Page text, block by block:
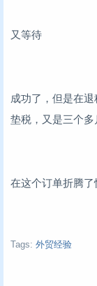
又等待
成功了，但是在
垫税，又是三个多
在这个订单折腾了
Tags: 外贸经验